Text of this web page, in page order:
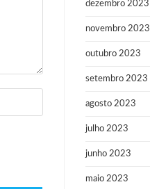
dezembro 2023
novembro 2023
outubro 2023
setembro 2023
agosto 2023
julho 2023
junho 2023
maio 2023